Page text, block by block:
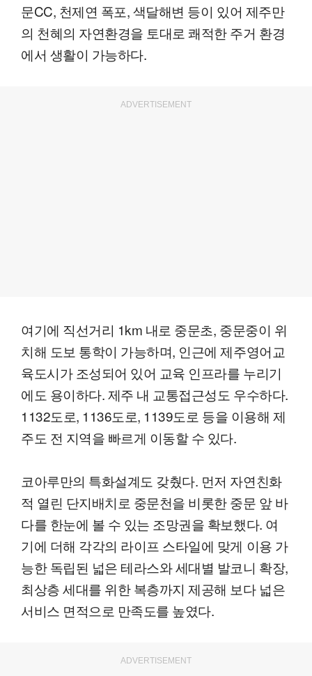
문CC, 천제연 폭포, 색달해변 등이 있어 제주만
의 천혜의 자연환경을 토대로 쾌적한 주거 환경
에서 생활이 가능하다.
ADVERTISEMENT
여기에 직선거리 1km 내로 중문초, 중문중이 위
치해 도보 통학이 가능하며, 인근에 제주영어교
육도시가 조성되어 있어 교육 인프라를 누리기
에도 용이하다. 제주 내 교통접근성도 우수하다.
1132도로, 1136도로, 1139도로 등을 이용해 제
주도 전 지역을 빠르게 이동할 수 있다.
코아루만의 특화설계도 갖췄다. 먼저 자연친화
적 열린 단지배치로 중문천을 비롯한 중문 앞 바
다를 한눈에 볼 수 있는 조망권을 확보했다. 여
기에 더해 각각의 라이프 스타일에 맞게 이용 가
능한 독립된 넓은 테라스와 세대별 발코니 확장,
최상층 세대를 위한 복층까지 제공해 보다 넓은
서비스 면적으로 만족도를 높였다.
ADVERTISEMENT